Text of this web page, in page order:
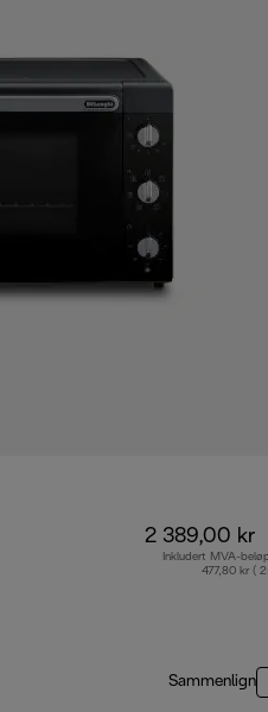
2 389,00 kr
Inkludert MVA-
477,80 kr (
Sammenlign